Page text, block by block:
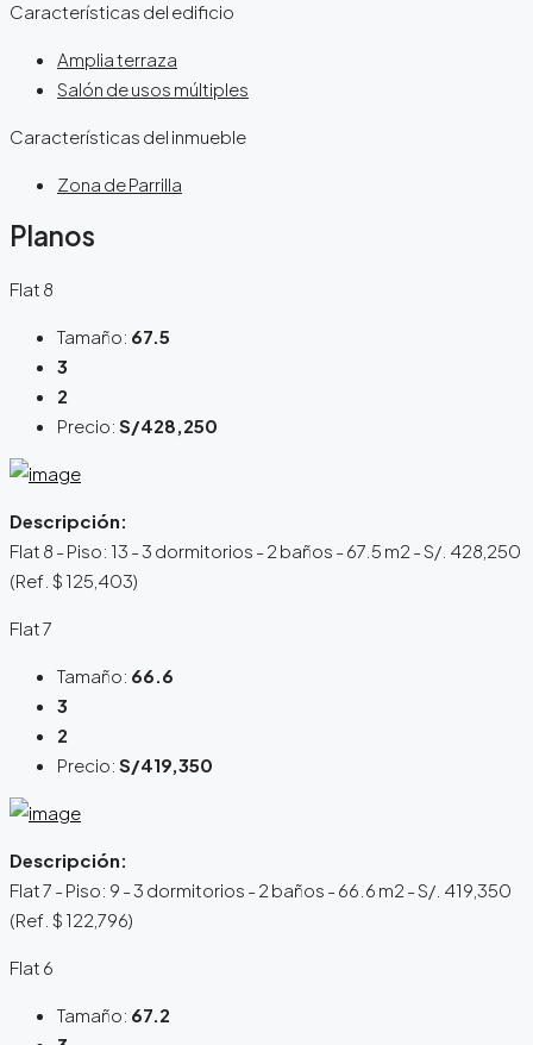
Características del edificio
Amplia terraza
Salón de usos múltiples
Características del inmueble
Zona de Parrilla
Planos
Flat 8
Tamaño: 67.5
3
2
Precio: S/428,250
Descripción:
Flat 8 - Piso: 13 - 3 dormitorios - 2 baños - 67.5 m2 - S/. 428,250
(Ref. $ 125,403)
Flat 7
Tamaño: 66.6
3
2
Precio: S/419,350
Descripción:
Flat 7 - Piso: 9 - 3 dormitorios - 2 baños - 66.6 m2 - S/. 419,350
(Ref. $ 122,796)
Flat 6
Tamaño: 67.2